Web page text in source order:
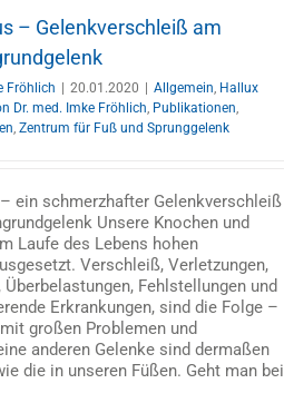
– Gelenkverschleiß am
Fröhlich 20.01.2020 Allgemein, Hallux
Dr. med. Imke Fröhlich, Publikationen,
, Zentrum für Fuß und Sprunggelenk
ein schmerzhafter Gelenkverschleiß
Unsere Knochen und
Laufe des Lebens hohen
Verschleiß, Verletzungen,
Überbelastungen, Fehlstellungen und
Erkrankungen, sind die Folge –
großen Problemen und
anderen Gelenke sind dermaßen
die in unseren Füßen. Geht man bei